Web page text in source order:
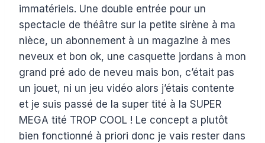
immatériels. Une double entrée pour un
spectacle de théâtre sur la petite sirène à ma
nièce, un abonnement à un magazine à mes
neveux et bon ok, une casquette jordans à mon
grand pré ado de neveu mais bon, c’était pas
un jouet, ni un jeu vidéo alors j’étais contente
et je suis passé de la super tité à la SUPER
MEGA tité TROP COOL ! Le concept a plutôt
bien fonctionné à priori donc je vais rester dans